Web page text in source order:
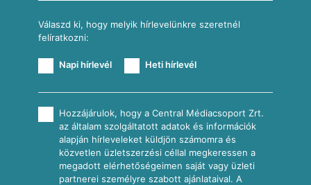
Válaszd ki, hogy melyik hírlevelünkre szeretnél
felíratkozni:
Napi hírlevél Heti hírlevél
Hozzájárulok, hogy a Central Médiacsoport Zrt.
az általam szolgáltatott adatok és információk
alapján hírleveleket küldjön számomra és
közvetlen üzletszerzési céllal megkeressen a
megadott elérhetőségeimen saját vagy üzleti
partnerei személyre szabott ajánlataival. A